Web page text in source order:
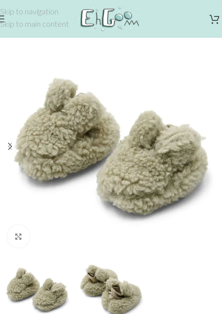
Skip to navigation
Skip to main content